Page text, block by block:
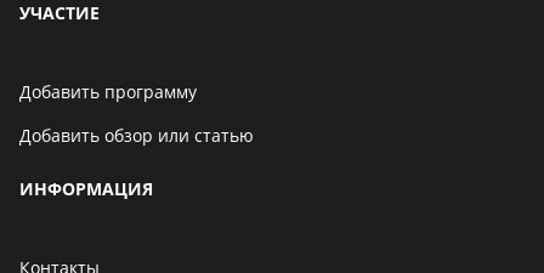
УЧАСТИЕ
Добавить программу
Добавить обзор или статью
ИНФОРМАЦИЯ
Контакты